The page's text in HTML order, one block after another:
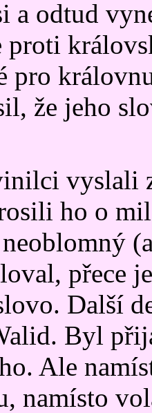
a odtud
proti
pro
že jeho
vyslali
ho o
přece
Další
Byl
Ale
namísto